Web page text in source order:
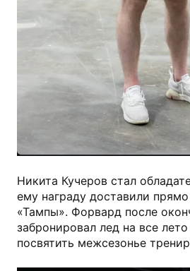
Никита Кучеров стал
ему награду доставили
«Тампы». Форвард после
забронировал лед на все
посвятить межсезонье